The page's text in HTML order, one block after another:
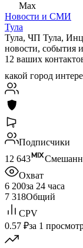
Max
Новости и СМИ
Тула
Тула, ЧП Тула,
новости, события
12 ваших
какой город
Подписчики
12 643
Охват
6 200за 24 часа
7 318Общий
CPV
0.57 ₽за 1